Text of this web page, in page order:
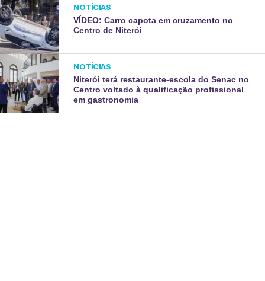
NOTÍCIAS
VÍDEO: Carro capota em cruzamento no
Centro de Niterói
NOTÍCIAS
Niterói terá restaurante-escola do Senac no
Centro voltado à qualificação profissional
em gastronomia